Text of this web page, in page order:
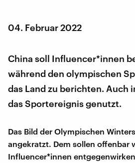
04. Februar 2022
China soll Influencer*innen
während den olympischen
das Land zu berichten. Auch
das Sportereignis genutzt.
Das Bild der Olympischen
angekratzt. Dem sollen offenbar
Influencer*innen